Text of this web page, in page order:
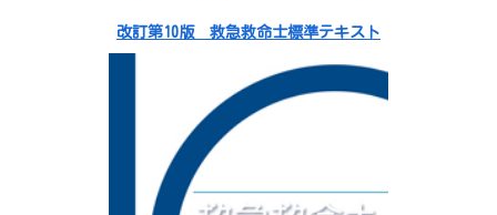
改訂第10版 救急救命士標準テキスト